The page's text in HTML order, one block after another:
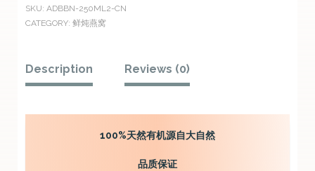
鲜
窝-250
SKU: ADBBN-250ML2-CN
CATEGORY: 鲜炖燕窝
Description Reviews (0)
100%天然有机源自大自然
品质保证